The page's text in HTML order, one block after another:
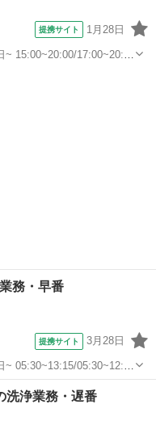
提携サイト 1月28日
務・早番
提携サイト 3月28日
3-4 国吉病院-4413 ＜エー
洗浄業務・遅番